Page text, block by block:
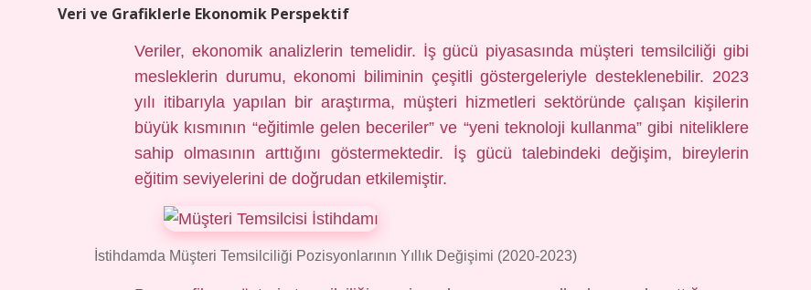
Veri ve Grafiklerle Ekonomik Perspektif
Veriler, ekonomik analizlerin temelidir. İş gücü piyasasında müşteri temsilciliği gibi
mesleklerin durumu, ekonomi biliminin çeşitli göstergeleriyle desteklenebilir. 2023
yılı itibarıyla yapılan bir araştırma, müşteri hizmetleri sektöründe çalışan kişilerin
büyük kısmının “eğitimle gelen beceriler” ve “yeni teknoloji kullanma” gibi niteliklere
sahip olmasının arttığını göstermektedir. İş gücü talebindeki değişim, bireylerin
eğitim seviyelerini de doğrudan etkilemiştir.
İstihdamda Müşteri Temsilciliği Pozisyonlarının Yıllık Değişimi (2020-2023)